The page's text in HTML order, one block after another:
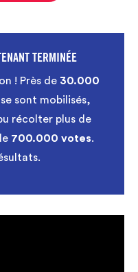
TERMINÉE
! Près de 30.000
se sont mobilisés,
récolter plus de
700.000 votes.